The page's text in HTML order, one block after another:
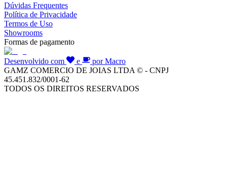
Dúvidas Frequentes
Política de Privacidade
Termos de Uso
Showrooms
Formas de pagamento
Desenvolvido com e
por Macro
GAMZ COMERCIO DE JOIAS LTDA © - CNPJ
45.451.832/0001-62
TODOS OS DIREITOS RESERVADOS